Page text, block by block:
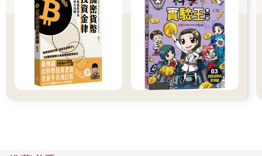
之下，你也照樣能持續挪出思考的空間。
本書的後半段會談在實務中應用清晰思考。當你開始強化優勢、
管理弱點時（在「想」與「做」之間插入暫停鍵），就能把清晰
的思維轉換成有效的決策。我將在本書的第四部分享最實用的問
題解決工具。
最後，當你掌握相關技巧，讓理性腦發揮最大的作用，你的預設
反應變成助力、不再扯後腿後，我們要接著談最重要的問題：你
的目標究竟是什麼。如果不能帶來正確的結果，那麼執行得再成